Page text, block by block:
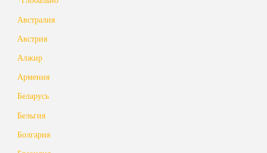
Австралия
Австрия
Алжир
Армения
Беларусь
Бельгия
Болгария